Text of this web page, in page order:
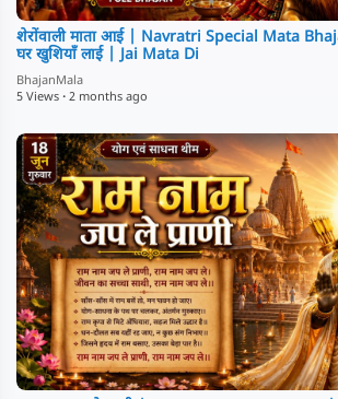
⁣शेरोंवाली माता आई | Navratri Special Mata
घर खुशियाँ लाई | Jai Mata Di
BhajanMala
5 Views · 2 months ago